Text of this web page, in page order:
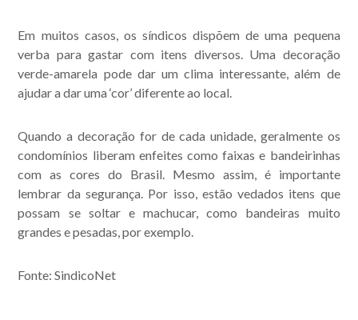
Em muitos casos, os síndicos dispõem de uma pequena
verba para gastar com itens diversos. Uma decoração
verde-amarela pode dar um clima interessante, além de
ajudar a dar uma ‘cor’ diferente ao local.
Quando a decoração for de cada unidade, geralmente os
condomínios liberam enfeites como faixas e bandeirinhas
com as cores do Brasil. Mesmo assim, é importante
lembrar da segurança. Por isso, estão vedados itens que
possam se soltar e machucar, como bandeiras muito
grandes e pesadas, por exemplo.
Fonte: SindicoNet